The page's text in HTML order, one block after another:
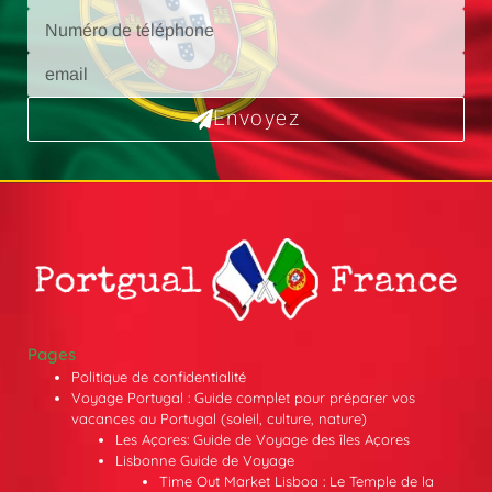
Envoyez
Pages
Politique de confidentialité
Voyage Portugal : Guide complet pour préparer vos
vacances au Portugal (soleil, culture, nature)
Les Açores: Guide de Voyage des îles Açores
Lisbonne Guide de Voyage
Time Out Market Lisboa : Le Temple de la